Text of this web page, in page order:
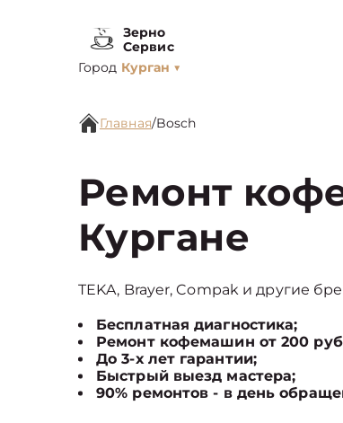
Зерно
Сервис
Город Курган ▼
Главная/Bosch
Ремонт
Кургане
TEKA, Brayer, Compak и другие
Бесплатная диагностика;
Ремонт кофемашин от 200
До 3-х лет гарантии;
Быстрый выезд мастера;
90% ремонтов - в день